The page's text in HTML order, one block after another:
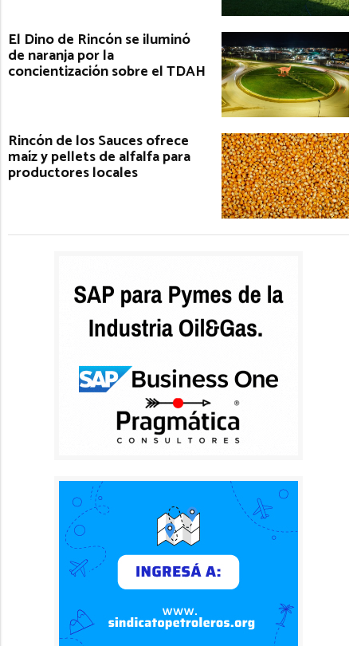
El Dino de Rincón se iluminó
de naranja por la
concientización sobre el TDAH
Rincón de los Sauces ofrece
maíz y pellets de alfalfa para
productores locales